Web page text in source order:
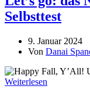
Selbsttest
9. Januar 2024
Von Danai
Weiterlesen